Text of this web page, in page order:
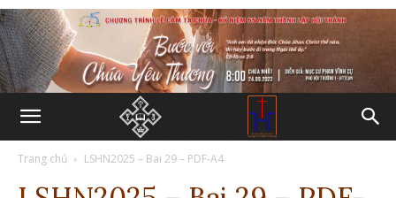
Trang chủ LSHN2025 – Bai 29 – PDF-A4